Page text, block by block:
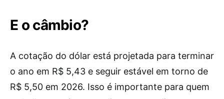
E o câmbio?
A cotação do dólar está projetada para terminar
o ano em R$ 5,43 e seguir estável em torno de
R$ 5,50 em 2026. Isso é importante para quem